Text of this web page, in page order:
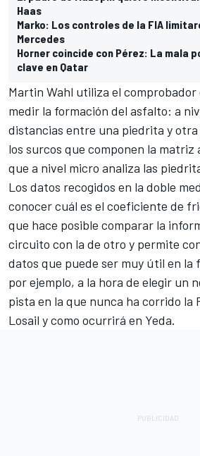
Haas
Marko: Los controles de la FIA
Mercedes
Horner coincide con Pérez: La mala
clave en Qatar
Martin Wahl utiliza el comprobador
medir la formación del asfalto: a
distancias entre una piedrita y
los surcos que componen la
que a nivel micro analiza las
Los datos recogidos en la doble
conocer cuál es el coeficiente de
que hace posible comparar la
circuito con la de otro y permite
datos que puede ser muy útil en la
por ejemplo, a la hora de elegir un
pista en la que nunca ha corrido la
Losail y como ocurrirá en Yeda.